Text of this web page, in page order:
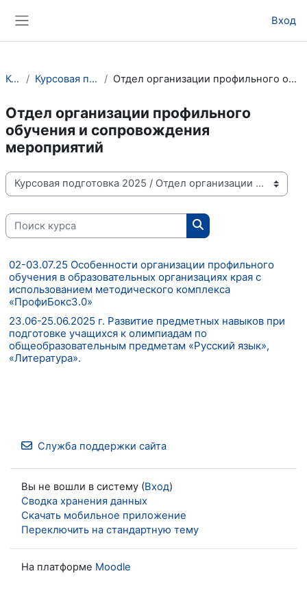
Вход
Курсы Курсовая подготовка 2025 Отдел организации профильного обучения и сопровождения мероприятий
Отдел организации профильного
обучения и сопровождения
мероприятий
Категории курсов
Поиск курса
Поиск курса
02-03.07.25 Особенности организации профильного
обучения в образовательных организациях края с
использованием методического комплекса
«ПрофиБокс3.0»
23.06-25.06.2025 г. Развитие предметных навыков при
подготовке учащихся к олимпиадам по
общеобразовательным предметам «Русский язык»,
«Литература».
Служба поддержки сайта
Вы не вошли в систему (Вход)
Сводка хранения данных
Скачать мобильное приложение
Переключить на стандартную тему
На платформе Moodle